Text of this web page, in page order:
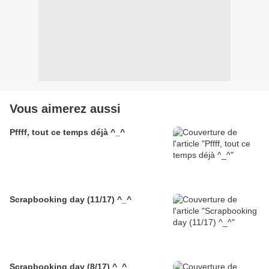
Vous aimerez aussi
Pffff, tout ce temps déjà ^_^
Scrapbooking day (11/17) ^_^
Scrapbooking day (8/17) ^_^